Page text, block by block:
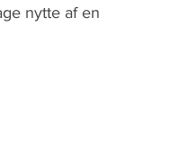
nytte af en